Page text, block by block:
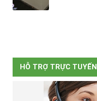
HỖ TRỢ TRỰC TUYẾN